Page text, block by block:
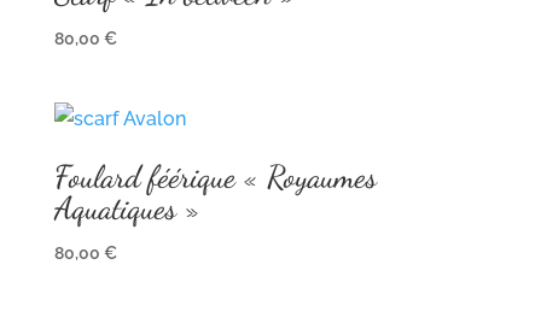
80,00 €
Foulard féérique « Royaumes
Aquatiques »
80,00 €